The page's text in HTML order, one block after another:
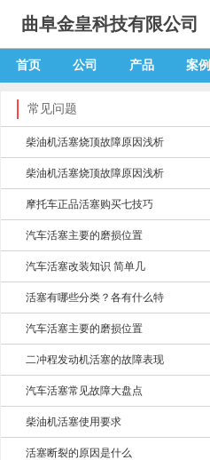
曲阜金皇科技有限公司
首页 公司 产品 案例
常见问题
柴油机活塞烧顶故障原因浅析
柴油机活塞烧顶故障原因浅析
摩托车正品活塞购买七技巧
汽车活塞主要的磨损位置
汽车活塞改装知识 简单几
活塞有哪些分类？各有什么特
汽车活塞主要的磨损位置
二冲程发动机活塞的故障表现
汽车活塞常见故障大盘点
柴油机活塞使用要求
活塞断裂的原因是什么